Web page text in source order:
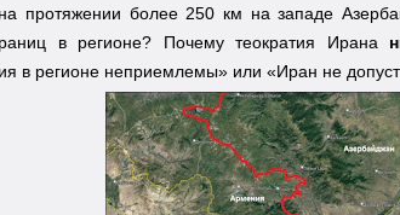
на протяжении более 250 км на западе
в регионе? Почему теократия Ирана
в регионе неприемлемы» или «Иран не